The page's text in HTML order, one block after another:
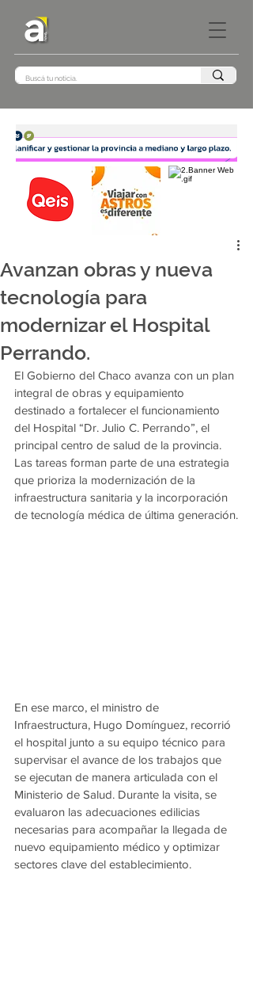
Avanzan obras y nueva
tecnología para
modernizar el Hospital
Perrando.
El Gobierno del Chaco avanza con un plan
integral de obras y equipamiento
destinado a fortalecer el funcionamiento
del Hospital “Dr. Julio C. Perrando”, el
principal centro de salud de la provincia.
Las tareas forman parte de una estrategia
que prioriza la modernización de la
infraestructura sanitaria y la incorporación
de tecnología médica de última generación.
En ese marco, el ministro de
Infraestructura, Hugo Domínguez, recorrió
el hospital junto a su equipo técnico para
supervisar el avance de los trabajos que
se ejecutan de manera articulada con el
Ministerio de Salud. Durante la visita, se
evaluaron las adecuaciones edilicias
necesarias para acompañar la llegada de
nuevo equipamiento médico y optimizar
sectores clave del establecimiento.